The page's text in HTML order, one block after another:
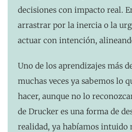
decisiones con impacto real.
arrastrar por la inercia o la
actuar con intención,
Uno de los aprendizajes más
muchas veces ya sabemos lo
hacer, aunque no lo
de Drucker es una forma de
realidad, ya habíamos intuido